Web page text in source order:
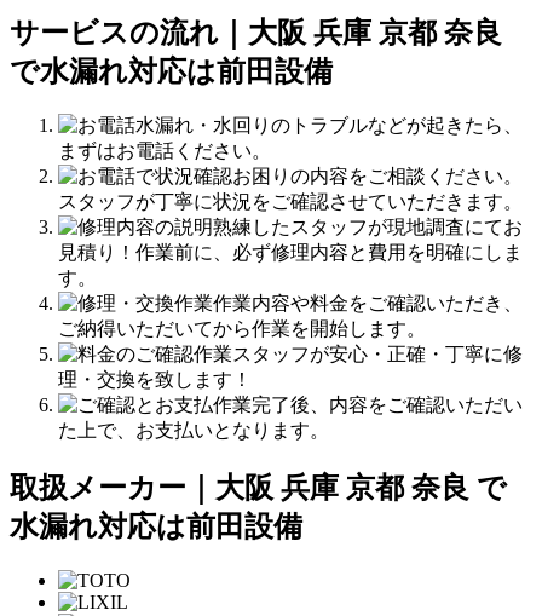
サービスの流れ｜大阪 兵庫 京都 奈良
で水漏れ対応は前田設備
水漏れ・水回りのトラブルなどが起きたら、
まずはお電話ください。
お困りの内容をご相談ください。
スタッフが丁寧に状況をご確認させていただきます。
熟練したスタッフが現地調査にてお
見積り！作業前に、必ず修理内容と費用を明確にしま
す。
作業内容や料金をご確認いただき、
ご納得いただいてから作業を開始します。
作業スタッフが安心・正確・丁寧に修
理・交換を致します！
作業完了後、内容をご確認いただい
た上で、お支払いとなります。
取扱メーカー｜大阪 兵庫 京都 奈良 で
水漏れ対応は前田設備